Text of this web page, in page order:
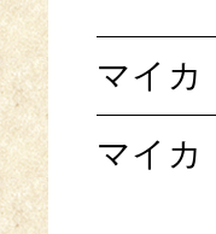
マイカ
マイカ